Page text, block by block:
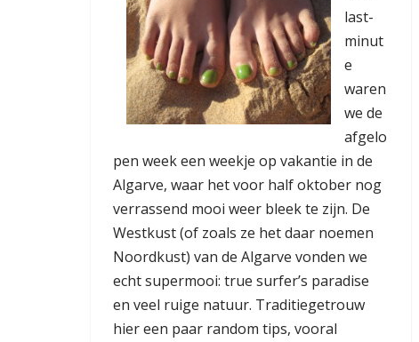
last-
minut
e
waren
we de
afgelo
pen week een weekje op vakantie in de
Algarve, waar het voor half oktober nog
verrassend mooi weer bleek te zijn. De
Westkust (of zoals ze het daar noemen
Noordkust) van de Algarve vonden we
echt supermooi: true surfer’s paradise
en veel ruige natuur. Traditiegetrouw
hier een paar random tips, vooral